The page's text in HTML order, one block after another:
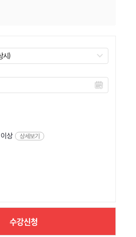
이상 상세보기
수강신청